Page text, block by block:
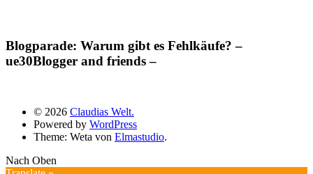
Blogparade: Warum gibt es Fehlkäufe? –
ue30Blogger and friends –
© 2026 Claudias Welt.
Powered by WordPress
Theme: Weta von Elmastudio.
Nach Oben